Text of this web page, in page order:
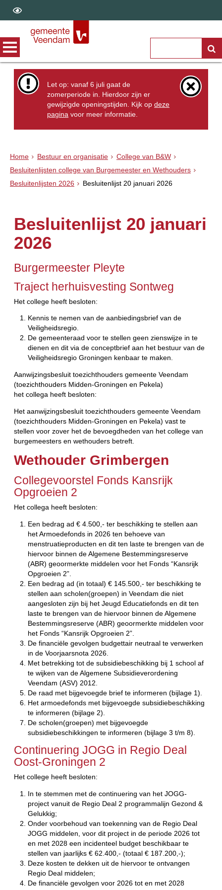
Let op: vanaf 6 juli gaat de
zomerperiode in. Hierdoor zijn er
gewijzigde openingstijden. Kijk opdeze
pagina voor meer informatie.
Home Bestuur en organisatie
College van B&W
Besluitenlijsten college van Burgemeester en Wethouders
Besluitenlijsten 2026
Besluitenlijst 20 januari 2026
Besluitenlijst 20 januari
2026
Burgermeester Pleyte
Traject herhuisvesting Sontweg
Het college heeft besloten:
Kennis te nemen van de aanbiedingsbrief van de
Veiligheidsregio.
De gemeenteraad voor te stellen geen zienswijze in te
dienen en dit via de conceptbrief aan het bestuur van de
Veiligheidsregio Groningen kenbaar te maken.
Aanwijzingsbesluit toezichthouders gemeente Veendam
(toezichthouders Midden-Groningen en Pekela)
het collega heeft besloten:
Het aanwijzingsbesluit toezichthouders gemeente Veendam
(toezichthouders Midden-Groningen en Pekela) vast te
stellen voor zover het de bevoegdheden van het college van
burgemeesters en wethouders betreft.
Wethouder Grimbergen
Collegevoorstel Fonds Kansrijk
Opgroeien 2
Het collega heeft besloten:
Een bedrag ad € 4.500,- ter beschikking te stellen aan
het Armoedefonds in 2026 ten behoeve van
menstruatieproducten en dit ten laste te brengen van de
hiervoor binnen de Algemene Bestemmingsreserve
(ABR) geoormerkte middelen voor het Fonds “Kansrijk
Opgroeien 2”.
Een bedrag ad (in totaal) € 145.500,- ter beschikking te
stellen aan scholen(groepen) in Veendam die niet
aangesloten zijn bij het Jeugd Educatiefonds en dit ten
laste te brengen van de hiervoor binnen de Algemene
Bestemmingsreserve (ABR) geoormerkte middelen voor
het Fonds “Kansrijk Opgroeien 2”.
De financiële gevolgen budgettair neutraal te verwerken
in de Voorjaarsnota 2026.
Met betrekking tot de subsidiebeschikking bij 1 school af
te wijken van de Algemene Subsidieverordening
Veendam (ASV) 2012.
De raad met bijgevoegde brief te informeren (bijlage 1).
Het armoedefonds met bijgevoegde subsidiebeschikking
te informeren (bijlage 2).
De scholen(groepen) met bijgevoegde
subsidiebeschikkingen te informeren (bijlage 3 t/m 8).
Continuering JOGG in Regio Deal
Oost-Groningen 2
Het college heeft besloten:
In te stemmen met de continuering van het JOGG-
project vanuit de Regio Deal 2 programmalijn Gezond &
Gelukkig;
Onder voorbehoud van toekenning van de Regio Deal
JOGG middelen, voor dit project in de periode 2026 tot
en met 2028 een incidenteel budget beschikbaar te
stellen van jaarlijks € 62.400,- (totaal € 187.200,-);
Deze kosten te dekken uit de hiervoor te ontvangen
Regio Deal middelen;
De financiële gevolgen voor 2026 tot en met 2028